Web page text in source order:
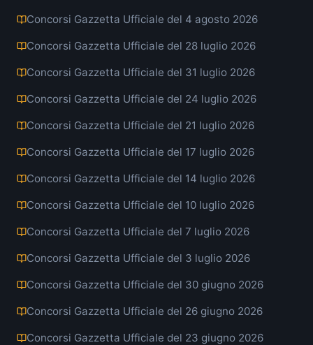
Concorsi Gazzetta Ufficiale del 4 agosto 2026
Concorsi Gazzetta Ufficiale del 28 luglio 2026
Concorsi Gazzetta Ufficiale del 31 luglio 2026
Concorsi Gazzetta Ufficiale del 24 luglio 2026
Concorsi Gazzetta Ufficiale del 21 luglio 2026
Concorsi Gazzetta Ufficiale del 17 luglio 2026
Concorsi Gazzetta Ufficiale del 14 luglio 2026
Concorsi Gazzetta Ufficiale del 10 luglio 2026
Concorsi Gazzetta Ufficiale del 7 luglio 2026
Concorsi Gazzetta Ufficiale del 3 luglio 2026
Concorsi Gazzetta Ufficiale del 30 giugno 2026
Concorsi Gazzetta Ufficiale del 26 giugno 2026
Concorsi Gazzetta Ufficiale del 23 giugno 2026